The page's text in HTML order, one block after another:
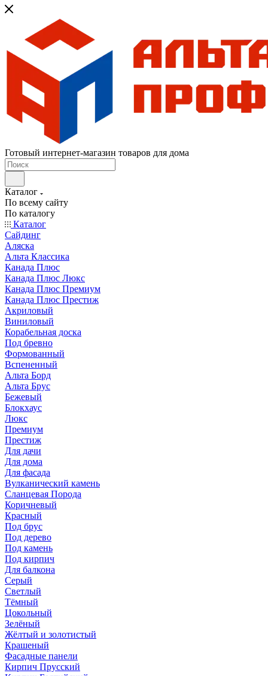
Готовый интернет-магазин товаров для дома
Каталог
По всему сайту
По каталогу
Каталог
Сайдинг
Аляска
Альта Классика
Канада Плюс
Канада Плюс Люкс
Канада Плюс Премиум
Канада Плюс Престиж
Акриловый
Виниловый
Корабельная доска
Под бревно
Формованный
Вспененный
Альта Борд
Альта Брус
Бежевый
Блокхаус
Люкс
Премиум
Престиж
Для дачи
Для дома
Для фасада
Вулканический камень
Сланцевая Порода
Коричневый
Красный
Под брус
Под дерево
Под камень
Под кирпич
Для балкона
Серый
Светлый
Тёмный
Цокольный
Зелёный
Жёлтый и золотистый
Крашеный
Фасадные панели
Кирпич Прусский